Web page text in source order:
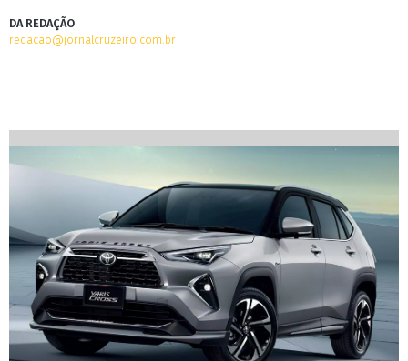
DA REDAÇÃO
redacao@jornalcruzeiro.com.br